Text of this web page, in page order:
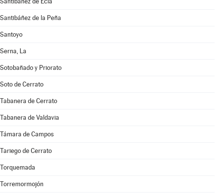
Santibáñez de la Peña
Santoyo
Serna, La
Sotobañado y Priorato
Soto de Cerrato
Tabanera de Cerrato
Tabanera de Valdavia
Támara de Campos
Tariego de Cerrato
Torquemada
Torremormojón